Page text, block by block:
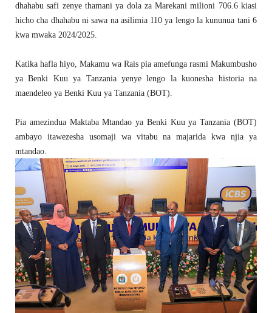
dhahabu safi zenye thamani ya dola za Marekani milioni 706.6 kiasi
hicho cha dhahabu ni sawa na asilimia 110 ya lengo la kununua tani 6
kwa mwaka 2024/2025.
Katika hafla hiyo, Makamu wa Rais pia amefunga rasmi Makumbusho
ya Benki Kuu ya Tanzania yenye lengo la kuonesha historia na
maendeleo ya Benki Kuu ya Tanzania (BOT).
Pia amezindua Maktaba Mtandao ya Benki Kuu ya Tanzania (BOT)
ambayo itawezesha usomaji wa vitabu na majarida kwa njia ya
mtandao.